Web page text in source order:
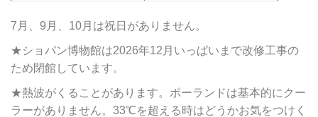
7月、9月、10月は祝日がありません。
★ショパン博物館は2026年12月いっぱいまで改修工事の
ため閉館しています。
★熱波がくることがあります。ポーランドは基本的にクー
ラーがありません。33℃を超える時はどうかお気をつけく